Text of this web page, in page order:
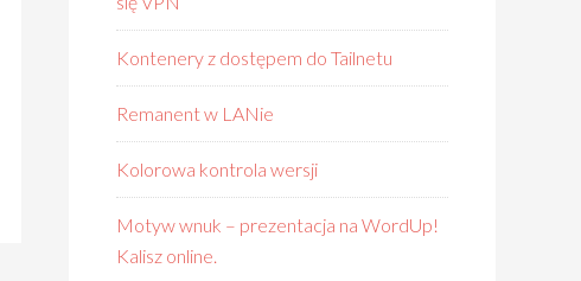
Kontenery z dostępem do Tailnetu
Remanent w LANie
Kolorowa kontrola wersji
Motyw wnuk – prezentacja na WordUp!
Kalisz online.